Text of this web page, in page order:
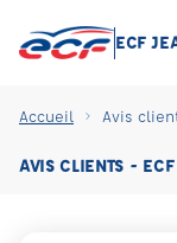
ECF
Accueil Avis
AVIS CLIENTS -